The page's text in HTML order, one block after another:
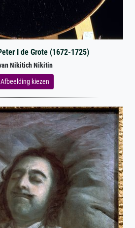
I de Grote (1672-1725)
Nikitich Nikitin
Afbeelding kiezen